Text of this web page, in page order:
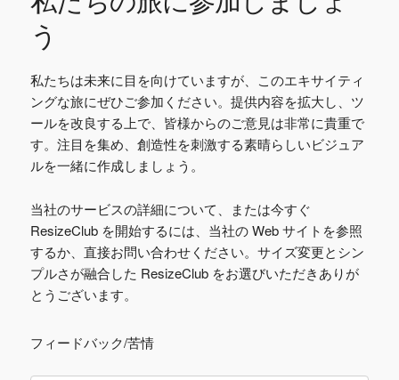
う
私たちは未来に目を向けていますが、このエキサイティ
ングな旅にぜひご参加ください。提供内容を拡大し、ツ
ールを改良する上で、皆様からのご意見は非常に貴重で
す。注目を集め、創造性を刺激する素晴らしいビジュア
ルを一緒に作成しましょう。
当社のサービスの詳細について、または今すぐ
ResizeClub を開始するには、当社の Web サイトを参照
するか、直接お問い合わせください。サイズ変更とシン
プルさが融合した ResizeClub をお選びいただきありが
とうございます。
フィードバック/苦情